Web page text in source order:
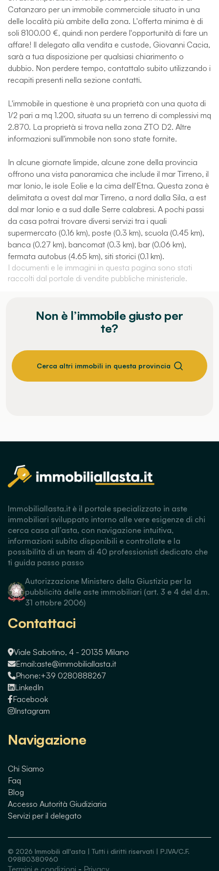
Catanzaro per un immobile commerciale situato in una
delle località più ambite della zona. L'offerta minima è di
soli 8100.00 €, quindi non perdere l'opportunità di fare un
affare! Il delegato alla vendita e custode, Giovanni Cacia,
sarà a tua disposizione per qualsiasi chiarimento o
dubbio. Non perdere tempo, contattalo subito utilizzando i
recapiti presenti nella sezione contatti.
L'immobile in questione è una proprietà con una quota di
1/2 pari a mq 1.200, situata su un terreno di complessivi mq
2.870. La proprietà si trova nella zona ZTO D2. Altre
informazioni sull'immobile non sono state fornite.
In alcune giornate limpide, alcune zone della provincia
offrono una vista panoramica che include il mar Tirreno, il
mar Ionio, le isole Eolie e la cima dell'Etna. Questa zona è
delimitata a ovest dal mar Tirreno, a nord dalla Sila, a est
dal mar Ionio e a sud dalle Serre calabresi. A pochi passi
da casa potrai trovare diversi servizi tra i quali
supermercato (0.16 km), poste (0.3 km), scuola (0.45 km),
banca (0.27 km), bancomat (0.3 km), bar (0.06 km),
fermata autobus (4.65 km), siti storici (0.1 km).
I documenti e le immagini in questa pagina sono stati
raccolti dal portale di vendite pubbliche ministeriale.
Non è l’immobile giusto per
te?
Cerca altri immobili in questa provincia
Immobiliallasta.it è il portale specializzato in aste
immobiliari sviluppato intorno alle vere esigenze di chi
cerca casa all’asta, con navigazione intuitiva,
informazioni subito disponibili e controllate e la
possibilità di un team di 40 professionisti dedicato che
ti guida passo passo
Autorizzazione Ministero della Giustizia per la
pubblicità delle aste immobiliari (art. 3 e 4 del d.m.
31 ottobre 2006)
Contattaci
Viale Sabotino, 4 - 20135 Milano
Email:aste@immobiliallasta.it
Phone:+39 0280888267
LinkedIn
Facebook
Instagram
Navigazione
Chi Siamo
Faq
Blog
Accesso Autorità Giudiziaria
Servizi per il delegato
© 2026 Immobili all'asta | Tutti i diritti riservati | P.IVA/C.F.
09880380960
Termini e condizioni - Privacy